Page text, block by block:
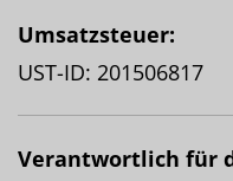
Umsatzsteuer:
UST-ID: 201506817
Verantwortlich für